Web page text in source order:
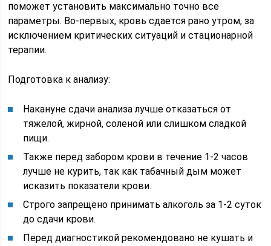
поможет установить максимально точно все
параметры. Во-первых, кровь сдается рано утром, за
исключением критических ситуаций и стационарной
терапии.
Подготовка к анализу:
Накануне сдачи анализа лучше отказаться от
тяжелой, жирной, соленой или слишком сладкой
пищи.
Также перед забором крови в течение 1-2 часов
лучше не курить, так как табачный дым может
исказить показатели крови.
Строго запрещено принимать алкоголь за 1-2 суток
до сдачи крови.
Перед диагностикой рекомендовано не кушать и